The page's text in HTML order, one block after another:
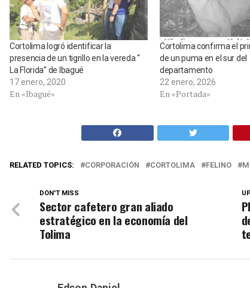
Cortolima logró identificar la
presencia de un tigrillo en la vereda “
La Florida” de Ibagué
17 enero, 2020
En «Ibagué»
Cortolima confirma el
de un puma en el sur del
departamento
22 enero, 2026
En «Portada»
RELATED TOPICS: CORPORACIÓN CORTOLIMA FELINO
DON'T MISS
Sector cafetero gran aliado
estratégico en la economía del
Tolima